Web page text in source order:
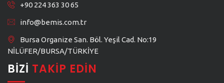
+90 224 363 30 65
info@bemis.com.tr
Bursa Organize San. Böl. Yeşil Cad. No:19
NİLÜFER/BURSA/TÜRKİYE
BIZI TAKIP EDIN